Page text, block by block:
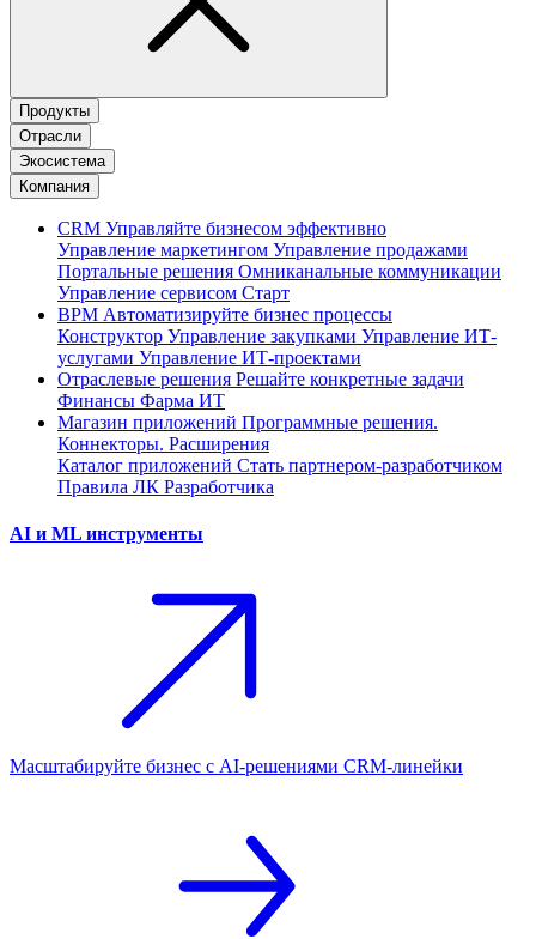
Продукты
Отрасли
Экосистема
Компания
CRM Управляйте бизнесом эффективно
Управление маркетингом Управление продажами
Портальные решения Омниканальные коммуникации
Управление сервисом Старт
BPM Автоматизируйте бизнес процессы
Конструктор Управление закупками Управление ИТ-
услугами Управление ИТ-проектами
Отраслевые решения Решайте конкретные задачи
Финансы Фарма ИТ
Магазин приложений Программные решения.
Коннекторы. Расширения
Каталог приложений Стать партнером-разработчиком
Правила ЛК Разработчика
AI и ML инструменты
Масштабируйте бизнес с AI‑решениями CRM‑линейки